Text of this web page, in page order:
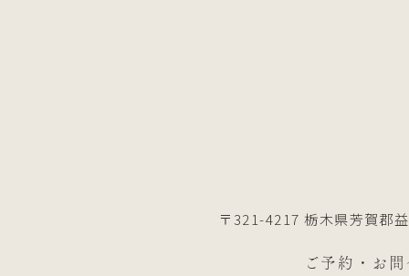
〒321-4217 栃木県芳賀郡
ご予約・お問